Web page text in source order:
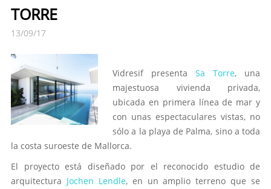
TORRE
13/09/17
Vidresif presentaSa Torre, una
majestuosa vivienda privada,
ubicada en primera línea de mar y
con unas espectaculares vistas, no
sólo a la playa de Palma, sino a toda
la costa suroeste de Mallorca.
El proyecto está diseñado por el reconocido estudio de
arquitectura Jochen Lendle, en un amplio terreno que se